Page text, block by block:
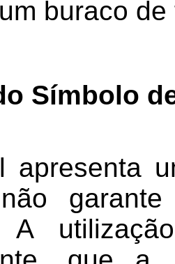
buraco
Símbolo
apresenta
não
A